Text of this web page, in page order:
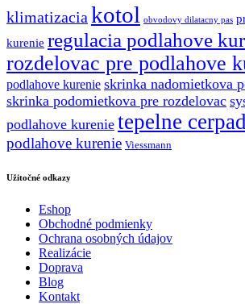
klimatizacia kotol obvodovy dilatacny pas
kurenie regulacia podlahove
rozdelovac pre podlahove
podlahove kurenie skrinka nadomietkova
skrinka podomietkova pre rozdelovac
podlahove kurenie tepelne
podlahove kurenie Viessmann
Užitočné odkazy
Eshop
Obchodné podmienky
Ochrana osobných údajov
Realizácie
Doprava
Blog
Kontakt